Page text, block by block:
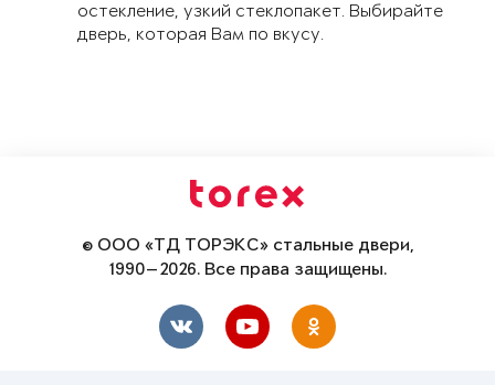
остекление, узкий стеклопакет. Выбирайте
дверь, которая Вам по вкусу.
© ООО «ТД ТОРЭКС» стальные двери,
1990—2026. Все права защищены.